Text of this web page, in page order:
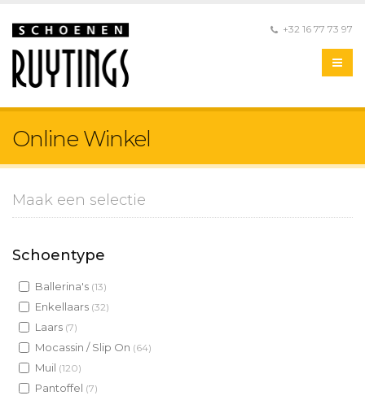
+32 16 77 73 97
Online Winkel
Maak een selectie
Schoentype
Ballerina's (13)
Enkellaars (32)
Laars (7)
Mocassin / Slip On (64)
Muil (120)
Pantoffel (7)